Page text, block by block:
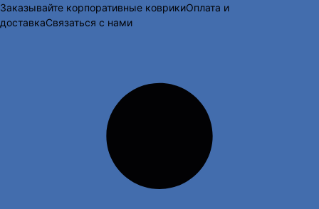
Заказывайте корпоративные коврикиОплата и
доставкаСвязаться с нами